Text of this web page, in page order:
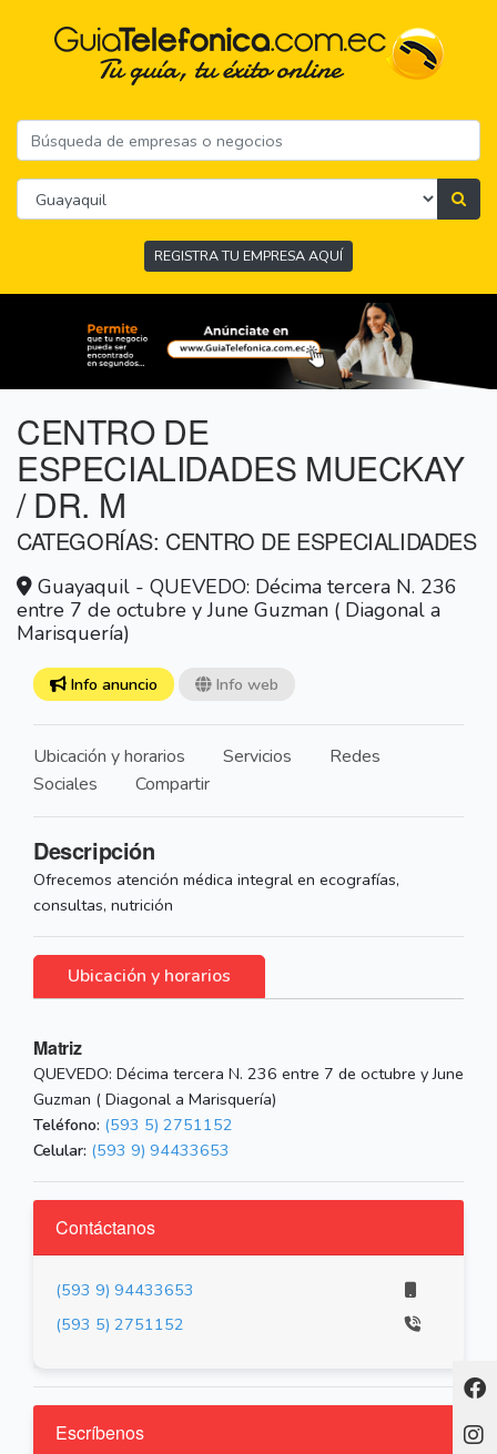
REGISTRA TU EMPRESA AQUÍ
CENTRO DE
ESPECIALIDADES MUECKAY
/ DR. M
CATEGORÍAS: CENTRO DE ESPECIALIDADES
Guayaquil - QUEVEDO: Décima tercera N. 236
entre 7 de octubre y June Guzman ( Diagonal a
Marisquería)
Info anuncio Info web
Ubicación y horarios Servicios
Redes
Sociales
Compartir
Descripción
Ofrecemos atención médica integral en ecografías,
consultas, nutrición
Ubicación y horarios
Matriz
QUEVEDO: Décima tercera N. 236 entre 7 de octubre y June
Guzman ( Diagonal a Marisquería)
Teléfono: (593 5) 2751152
Celular: (593 9) 94433653
Contáctanos
(593 9) 94433653
(593 5) 2751152
Escríbenos